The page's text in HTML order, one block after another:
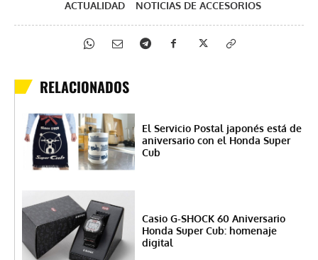
ACTUALIDAD NOTICIAS DE ACCESORIOS
RELACIONADOS
El Servicio Postal japonés está de
aniversario con el Honda Super
Cub
Casio G-SHOCK 60 Aniversario
Honda Super Cub: homenaje
digital